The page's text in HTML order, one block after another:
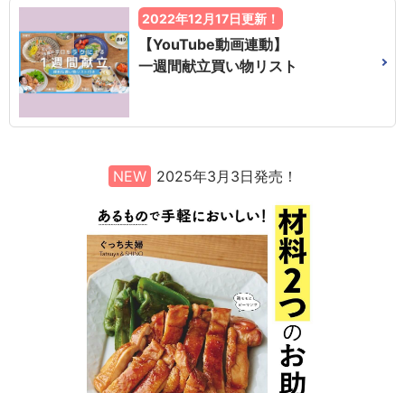
2022年12月17日更新！
【YouTube動画連動】
一週間献立買い物リスト
NEW 2025年3月3日発売！